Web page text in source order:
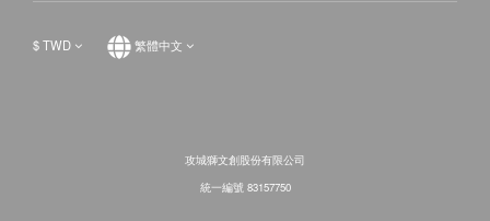
$TWD 繁體中文
攻城獅文創股份有限公司
統一編號 83157750